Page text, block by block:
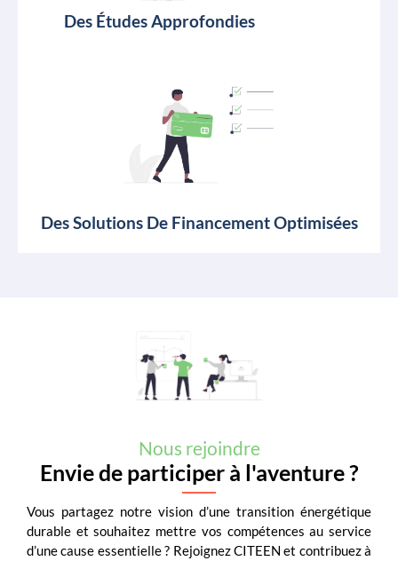
Des Études Approfondies
Des Solutions De Financement Optimisées
Nous rejoindre
Envie de participer à l'aventure ?
Vous partagez notre vision d’une transition énergétique
durable et souhaitez mettre vos compétences au service
d’une cause essentielle ? Rejoignez CITEEN et contribuez à